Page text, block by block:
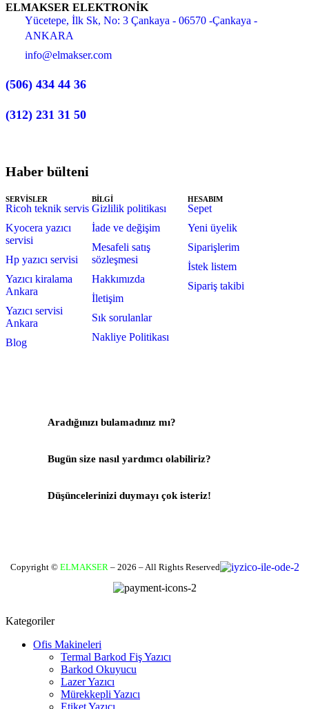
ELMAKSER ELEKTRONİK
Yücetepe, İlk Sk, No: 3 Çankaya - 06570 -Çankaya -
ANKARA
info@elmakser.com
(506) 434 44 36
(312) 231 31 50
SERVİSLER
Ricoh teknik servis
Kyocera yazıcı
servisi
Hp yazıcı servisi
Yazıcı kiralama
Ankara
Yazıcı servisi
Ankara
Blog
BİLGİ
Gizlilik politikası
İade ve değişim
Mesafeli satış
sözleşmesi
Hakkımızda
İletişim
Sık sorulanlar
Nakliye Politikası
HESABIM
Sepet
Yeni üyelik
Siparişlerim
İstek listem
Sipariş takibi
Haber bülteni
Aradığınızı bulamadınız mı?
Bugün size nasıl yardımcı olabiliriz?
Düşüncelerinizi duymayı çok isteriz!
Copyright © ELMAKSER – 2026 – All Rights Reserved
Kategoriler
Ofis Makineleri
Termal Barkod Fiş Yazıcı
Barkod Okuyucu
Lazer Yazıcı
Mürekkepli Yazıcı
Etiket Yazıcı